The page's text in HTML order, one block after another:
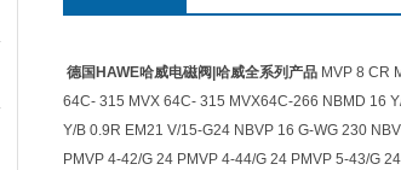
德国HAWE哈威电磁阀|哈威全系列产品 MVP 8 CR
64C- 315 MVX 64C- 315 MVX64C-266 NBMD 16
Y/B 0.9R EM21 V/15-G24 NBVP 16 G-WG 230
PMVP 4-42/G 24 PMVP 4-44/G 24 PMVP 5-43/G